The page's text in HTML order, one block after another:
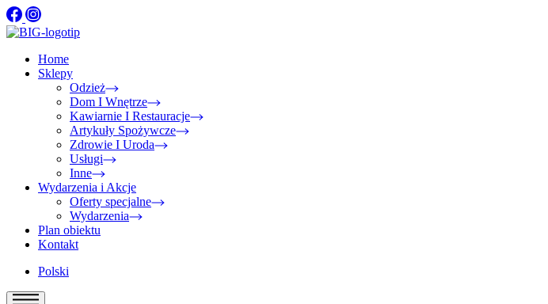
Home
Sklepy
Odzież
Dom I Wnętrze
Kawiarnie I Restauracje
Artykuły Spożywcze
Zdrowie I Uroda
Usługi
Inne
Wydarzenia i Akcje
Oferty specjalne
Wydarzenia
Plan obiektu
Kontakt
Polski